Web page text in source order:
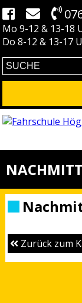
Mo 9-12 & 13-18
Do 8-12 & 13-17
Zurück zum